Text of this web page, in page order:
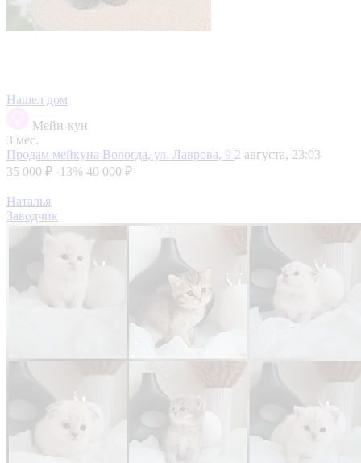
Нашел дом
Мейн-кун
3 мес.
Продам мейкуна Вологда, ул. Лаврова, 9 2 августа, 23:03
35 000 ₽ -13% 40 000 ₽
Наталья
Заводчик